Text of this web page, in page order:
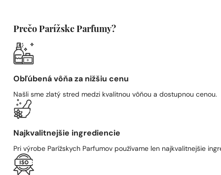
Prečo Parížske Parfumy?
Obľúbená vôňa za nižšiu cenu
Našli sme zlatý stred medzi kvalitnou vôňou a dostupnou cenou.
Najkvalitnejšie ingrediencie
Pri výrobe Parížskych Parfumov používame len najkvalitnejšie